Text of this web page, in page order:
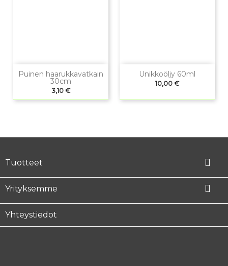
Puinen haarukkavatkain
30cm
Hinta
3,10 €
Unikkoöljy 60ml
Hinta
10,00 €
Tuotteet 
Yrityksemme 
Yhteystiedot